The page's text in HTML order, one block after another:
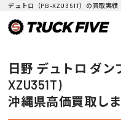
デュトロ（PB-XZU351T）の買取実
日野 デュトロ ダ
XZU351T)
沖縄県高価買取しま